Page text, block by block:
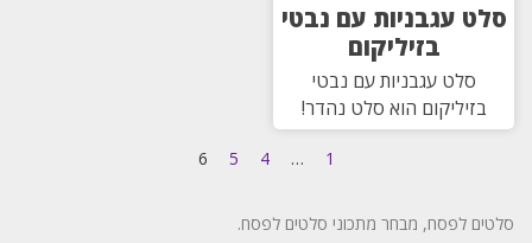
סלט עגבניות עם נבטי
בזיליקום
סלט עגבניות עם נבטי
בזיליקום הוא סלט נהדר!
1
…
4
5
6
סלטים לפסח, מבחר מתכוני סלטים לפסח.